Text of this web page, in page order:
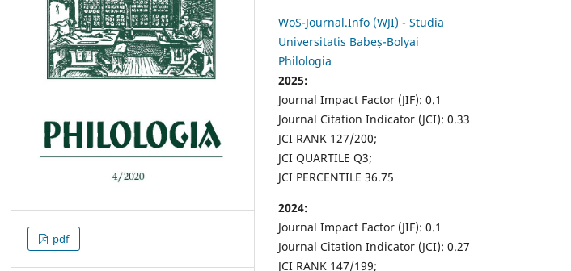
pdf
WoS-Journal.Info (WJI) - Studia
Universitatis Babeș-Bolyai
Philologia
2025:
Journal Impact Factor (JIF): 0.1
Journal Citation Indicator (JCI): 0.33
JCI RANK 127/200;
JCI QUARTILE Q3;
JCI PERCENTILE 36.75
2024:
Journal Impact Factor (JIF): 0.1
Journal Citation Indicator (JCI): 0.27
JCI RANK 147/199;